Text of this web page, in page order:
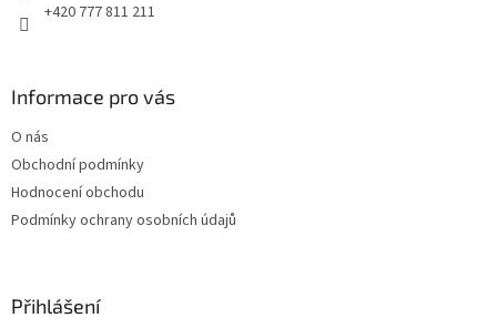
+420 777 811 211
Informace pro vás
O nás
Obchodní podmínky
Hodnocení obchodu
Podmínky ochrany osobních údajů
Přihlášení